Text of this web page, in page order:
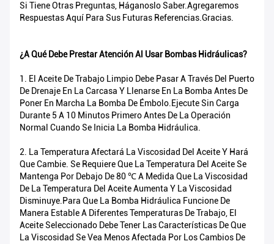
Si Tiene Otras Preguntas, Háganoslo Saber.Agregaremos
Respuestas Aquí Para Sus Futuras Referencias.Gracias.
¿A Qué Debe Prestar Atención Al Usar Bombas Hidráulicas?
1. El Aceite De Trabajo Limpio Debe Pasar A Través Del Puerto
De Drenaje En La Carcasa Y Llenarse En La Bomba Antes De
Poner En Marcha La Bomba De Émbolo.Ejecute Sin Carga
Durante 5 A 10 Minutos Primero Antes De La Operación
Normal Cuando Se Inicia La Bomba Hidráulica.
2. La Temperatura Afectará La Viscosidad Del Aceite Y Hará
Que Cambie. Se Requiere Que La Temperatura Del Aceite Se
Mantenga Por Debajo De 80 ℃ A Medida Que La Viscosidad
De La Temperatura Del Aceite Aumenta Y La Viscosidad
Disminuye.Para Que La Bomba Hidráulica Funcione De
Manera Estable A Diferentes Temperaturas De Trabajo, El
Aceite Seleccionado Debe Tener Las Características De Que
La Viscosidad Se Vea Menos Afectada Por Los Cambios De